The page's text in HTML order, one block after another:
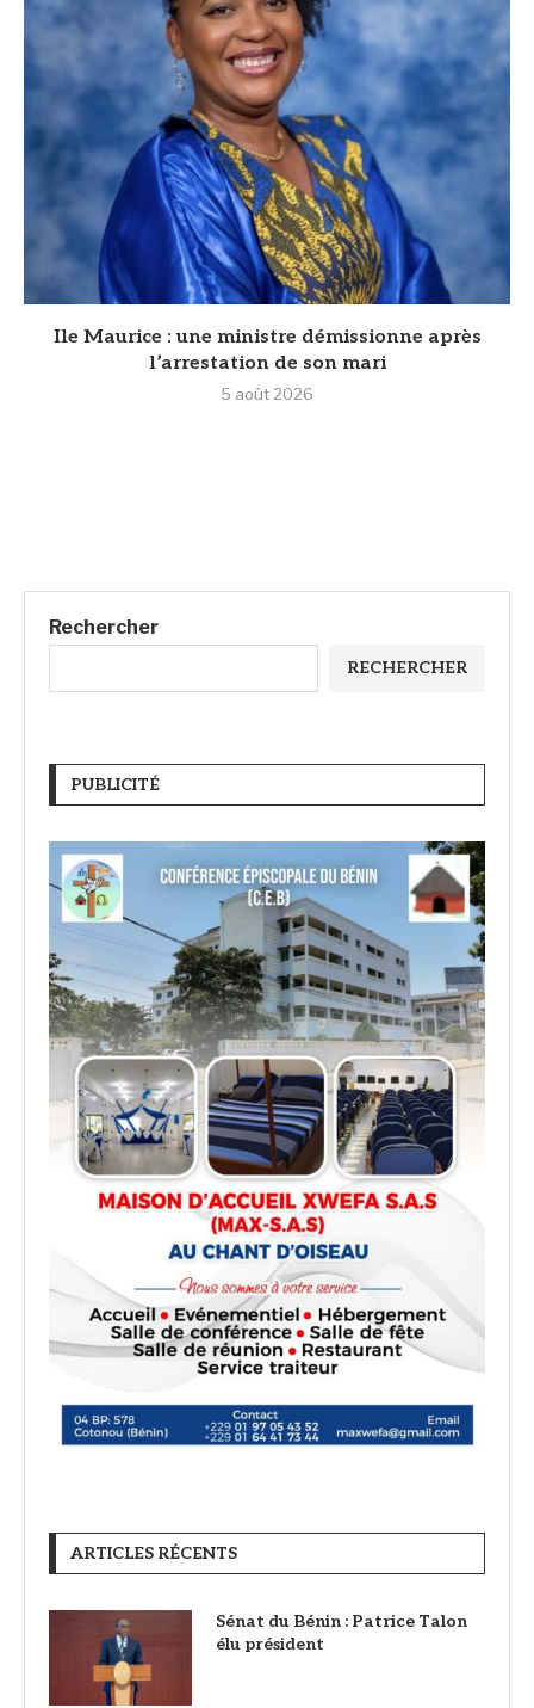
Ile Maurice : une ministre démissionne après
l’arrestation de son mari
5 août 2026
Rechercher
RECHERCHER
PUBLICITÉ
ARTICLES RÉCENTS
Sénat du Bénin : Patrice Talon
élu président